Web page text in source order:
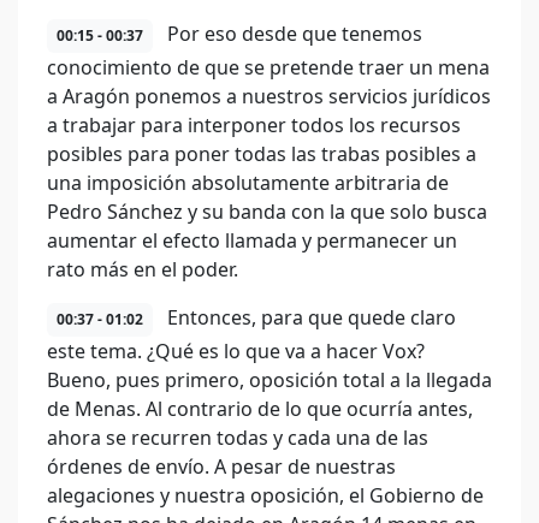
00:15 - 00:37
Por eso desde que tenemos
conocimiento de que se pretende traer un mena
a Aragón ponemos a nuestros servicios jurídicos
a trabajar para interponer todos los recursos
posibles para poner todas las trabas posibles a
una imposición absolutamente arbitraria de
Pedro Sánchez y su banda con la que solo busca
aumentar el efecto llamada y permanecer un
rato más en el poder.
00:37 - 01:02
Entonces, para que quede claro
este tema. ¿Qué es lo que va a hacer Vox?
Bueno, pues primero, oposición total a la llegada
de Menas. Al contrario de lo que ocurría antes,
ahora se recurren todas y cada una de las
órdenes de envío. A pesar de nuestras
alegaciones y nuestra oposición, el Gobierno de